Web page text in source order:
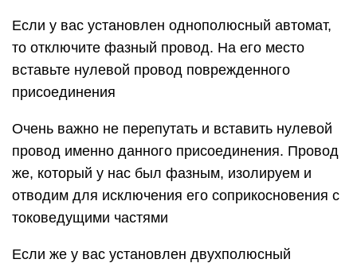
Если у вас установлен однополюсный автомат,
то отключите фазный провод. На его место
вставьте нулевой провод поврежденного
присоединения
Очень важно не перепутать и вставить нулевой
провод именно данного присоединения. Провод
же, который у нас был фазным, изолируем и
отводим для исключения его соприкосновения с
токоведущими частями
Если же у вас установлен двухполюсный